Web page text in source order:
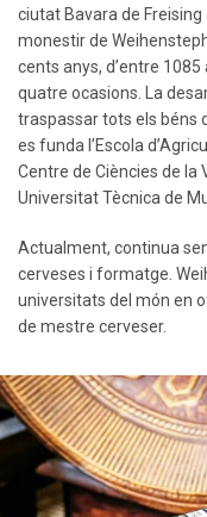
ciutat Bavara de Freising
monestir de
cents anys, d’entre
quatre ocasions. La
traspassar tots els béns
es funda l’Escola
Centre de Ciències de la
Universitat Tècnica de
Actualment, continua
cerveses i formatge.
universitats del món en
de mestre cerveser.